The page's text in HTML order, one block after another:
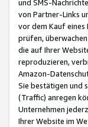
und SMS-
von Partner-Links
vor dem Kauf
prüfen,
die auf Ihrer
reproduzieren,
Amazon-
Sie bestätigen und
(Traffic) anregen
Unternehmen
Ihrer Website im